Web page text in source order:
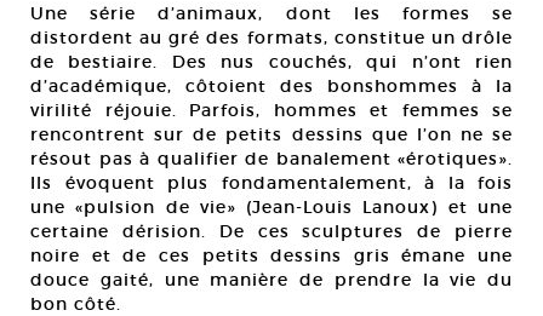
Une série d’animaux, dont les formes se
distordent au gré des formats, constitue un drôle
de bestiaire. Des nus couchés, qui n’ont rien
d’académique, côtoient des bonshommes à la
virilité réjouie. Parfois, hommes et femmes se
rencontrent sur de petits dessins que l’on ne se
résout pas à qualifier de banalement «érotiques».
Ils évoquent plus fondamentalement, à la fois
une «pulsion de vie» (Jean-Louis Lanoux) et une
certaine dérision. De ces sculptures de pierre
noire et de ces petits dessins gris émane une
douce gaité, une manière de prendre la vie du
bon côté.